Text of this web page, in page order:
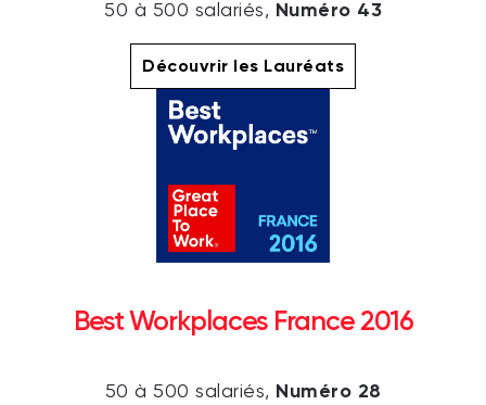
50 à 500 salariés, Numéro 43
Découvrir les Lauréats
Best Workplaces France 2016
50 à 500 salariés, Numéro 28